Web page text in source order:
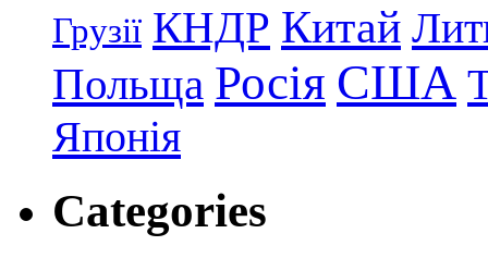
Грузії КНДР Китай
Польща Росія США
Японія
Categories